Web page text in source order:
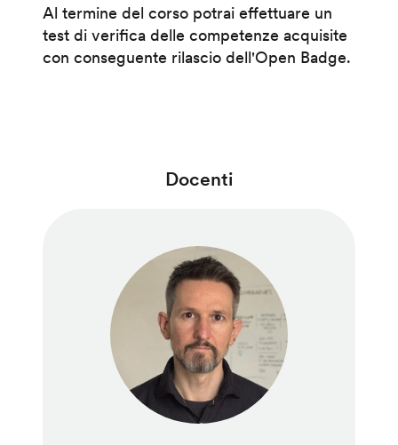
Al termine del corso potrai effettuare un
test di verifica delle competenze acquisite
con conseguente rilascio dell'Open Badge.
Docenti